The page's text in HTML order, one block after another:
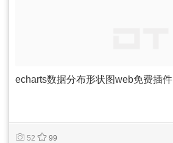
echarts数据分布形状图web免费插件
52 99